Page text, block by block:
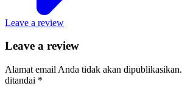
Leave a review
Leave a review
Alamat email Anda tidak akan dipublikasikan.
ditandai *